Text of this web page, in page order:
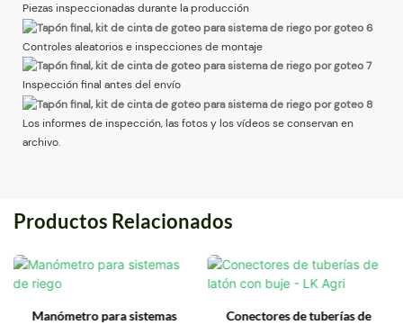
Piezas inspeccionadas durante la producción
Controles aleatorios e inspecciones de montaje
Inspección final antes del envío
Los informes de inspección, las fotos y los vídeos se conservan en
archivo.
Productos Relacionados
Manómetro para sistemas
Conectores de tuberías de